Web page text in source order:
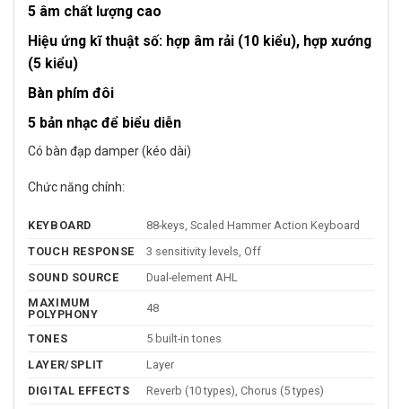
5 âm chất lượng cao
Hiệu ứng kĩ thuật số: hợp âm rải (10 kiểu), hợp xướng
(5 kiểu)
Bàn phím đôi
5 bản nhạc để biểu diễn
Có bàn đạp damper (kéo dài)
Chức năng chính:
KEYBOARD
88-keys, Scaled Hammer Action Keyboard
TOUCH RESPONSE
3 sensitivity levels, Off
SOUND SOURCE
Dual-element AHL
MAXIMUM
POLYPHONY
48
TONES
5 built-in tones
LAYER/SPLIT
Layer
DIGITAL EFFECTS
Reverb (10 types), Chorus (5 types)